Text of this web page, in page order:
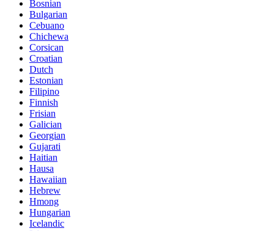
Bosnian
Bulgarian
Cebuano
Chichewa
Corsican
Croatian
Dutch
Estonian
Filipino
Finnish
Frisian
Galician
Georgian
Gujarati
Haitian
Hausa
Hawaiian
Hebrew
Hmong
Hungarian
Icelandic